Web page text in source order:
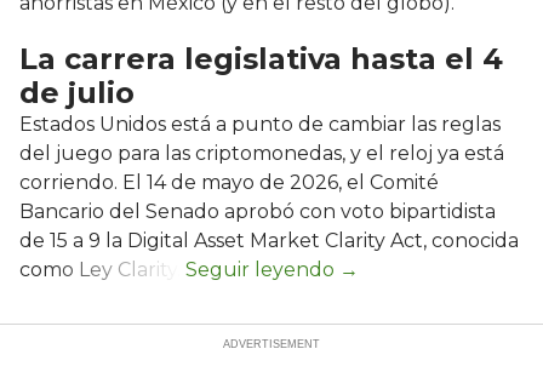
La carrera legislativa hasta el 4
de julio
Estados Unidos está a punto de cambiar las reglas
del juego para las criptomonedas, y el reloj ya está
corriendo. El 14 de mayo de 2026, el Comité
Bancario del Senado aprobó con voto bipartidista
de 15 a 9 la Digital Asset Market Clarity Act, conocida
como Ley Clarity.